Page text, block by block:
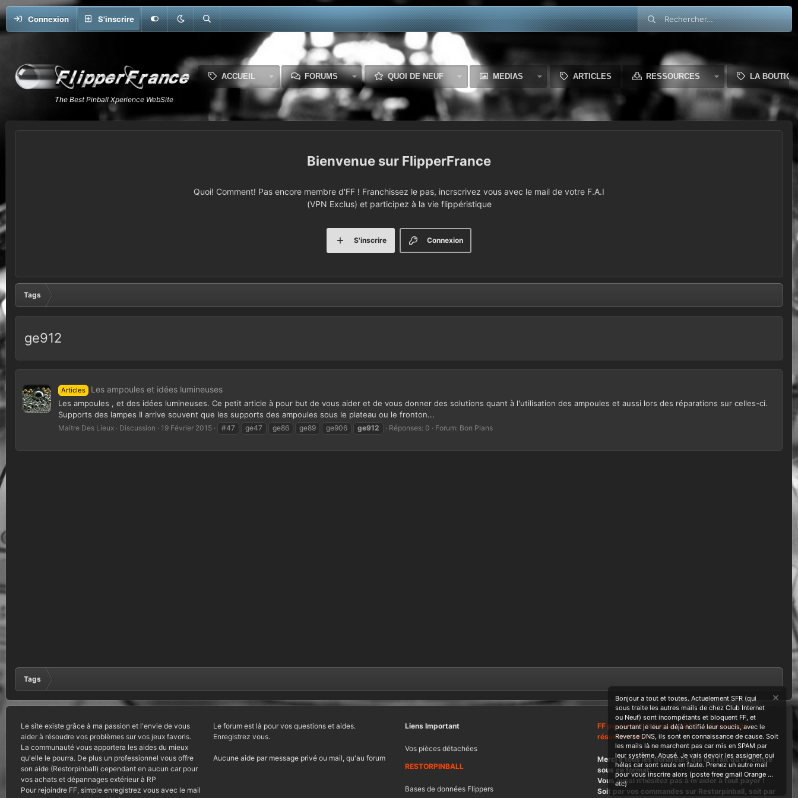
Connexion S'inscrire
ACCUEIL FORUMS QUOI DE NEUF MEDIAS ARTICLES RESSOURCES LA
FlipperFrance
Quoi! Comment! Pas encore membre d'FF ! Franchissez le pas, incrscrivez vous avec le mail de votre F.A.I
(VPN Exclus) et participez à la vie flippéristique
Connexion
S'inscrire
Tags
ge912
Articles Les ampoules et idées lumineuses
Les ampoules , et des idées lumineuses. Ce petit article à pour but de vous aider et de vous donner des solutions quant à l'utilisation des ampoules et aussi lors des réparations sur celles-ci.
Supports des lampes Il arrive souvent que les supports des ampoules sous le plateau ou le fronton...
Maitre Des Lieux Discussion 19 Février 2015 #47 ge47 ge86 ge89 ge906 ge912 Réponses: 0 Forum: Bon Plans
Tags
Le site existe grâce à ma passion et l'envie de vous
aider à résoudre vos problèmes sur vos jeux favoris.
La communauté vous apportera les aides du mieux
qu'elle le pourra. De plus un professionnel vous offre
son aide (Restorpinball) cependant en aucun car pour
vos achats et dépannages extérieur à RP
Pour rejoindre FF, simple enregistrez vous avec le mail
Le forum est là pour vos questions et aides.
Enregistrez vous.
Aucune aide par message privé ou mail, qu'au forum
Liens Important
Vos pièces détachées
RESTORPINBALL
Bases de données Flippers
FF powered ! © Depuis 2004 ....Tous droits
réservés Wdes
Merci à tous les donateurs qui ont fait qu'FF existe
sous ce format.
Vous aussi n'hésitez pas à m'aider à tout payer !
Soit par vos commandes sur Restorpinball, soit par
Bonjour a tout et toutes. Actuelement SFR (qui
sous traite les autres mails de chez Club Internet
ou Neuf) sont incompétants et bloquent FF, et
pourtant je leur ai déjà notifié leur soucis, avec le
Reverse DNS, ils sont en connaissance de cause. Soit
les mails là ne marchent pas car mis en SPAM par
leur système. Abusé. Je vais devoir les assigner, oui
hélas car sont seuls en faute. Prenez un autre mail
pour vous inscrire alors (poste free gmail Orange ...
etc)